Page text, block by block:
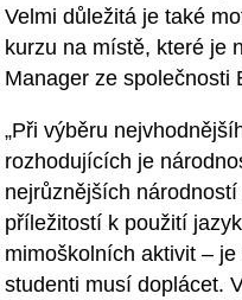
Velmi důležitá je také
kurzu na místě, které je
Manager ze společnosti
„Při výběru
rozhodujících je
nejrůznějších
příležitostí k použití
mimoškolních aktivit –
studenti musí doplácet.